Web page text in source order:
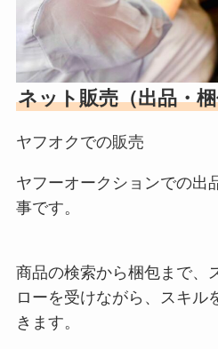
ネット販売（出品・
ヤフオクでの販売
ヤフーオークションでの出
事です。
商品の検索から梱包まで、
ローを受けながら、スキル
きます。